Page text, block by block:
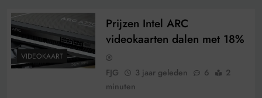
VIDEOKAART
Prijzen Intel ARC
videokaarten dalen met 18%
FJG 3 jaar geleden 6
2
minuten